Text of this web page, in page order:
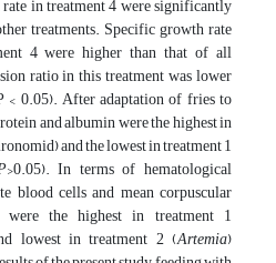
in treatment 4 were significantly
treatments. Specific growth rate
4 were higher than that of all
ratio in this treatment was lower
< 0.05). After adaptation of fries to
and albumin were the highest in
and the lowest in treatment 1
>0.05). In terms of hematological
blood cells and mean corpuscular
were the highest in treatment 1
lowest in treatment 2 (Artemia)